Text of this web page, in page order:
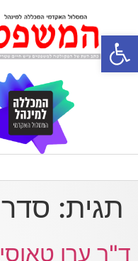
פתח סרגל נגישות
תגית: סדר
ד"ר ערן